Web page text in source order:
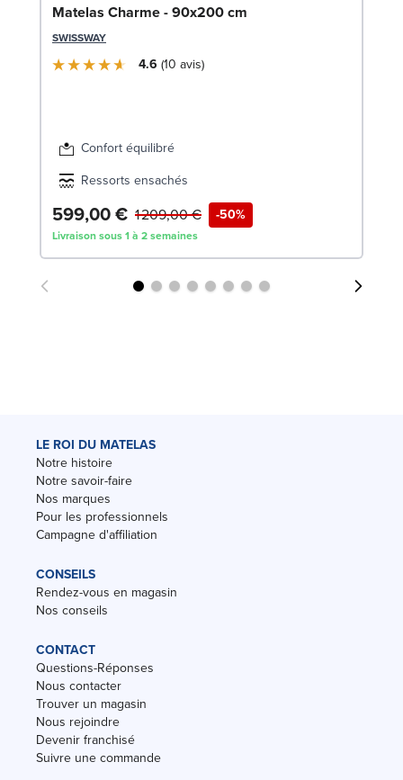
Matelas Charme - 90x200 cm
SWISSWAY
4.6 10 avis
Confort équilibré
Ressorts ensachés
599,00 € -50%
1 209,00 €
Livraison sous 1 à 2 semaines
LE ROI DU MATELAS
Notre histoire
Notre savoir-faire
Nos marques
Pour les professionnels
Campagne d'affiliation
CONSEILS
Rendez-vous en magasin
Nos conseils
CONTACT
Questions-Réponses
Nous contacter
Trouver un magasin
Nous rejoindre
Devenir franchisé
Suivre une commande